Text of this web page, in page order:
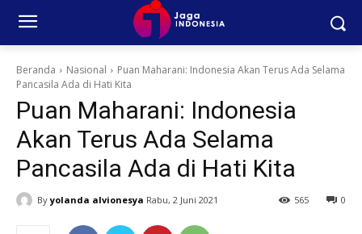
Beranda Nasional
Puan Maharani: Indonesia Akan Terus Ada Selama
Pancasila Ada di Hati Kita
Puan Maharani: Indonesia
Akan Terus Ada Selama
Pancasila Ada di Hati Kita
By yolanda alvionesya Rabu, 2 Juni 2021 0
565